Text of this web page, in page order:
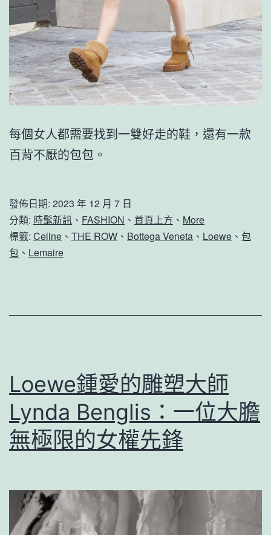
每個女人都需要找到一雙好走的鞋，還有一款
百背不厭的包包。
發佈日期: 2023 年 12 月 7 日
分類: 時髦新訊 、 FASHION 、 首頁上方 、 More
標籤: Celine 、 THE ROW 、 Bottega Veneta 、 Loewe 、 包
包 、 Lemaire
Loewe鍾愛的雕塑大師
Lynda Benglis：一位大膽
無極限的女權先鋒